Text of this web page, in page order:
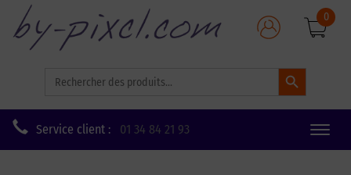
for:
Search Button
0
Service client : 01 34 84 21 93
Toggle